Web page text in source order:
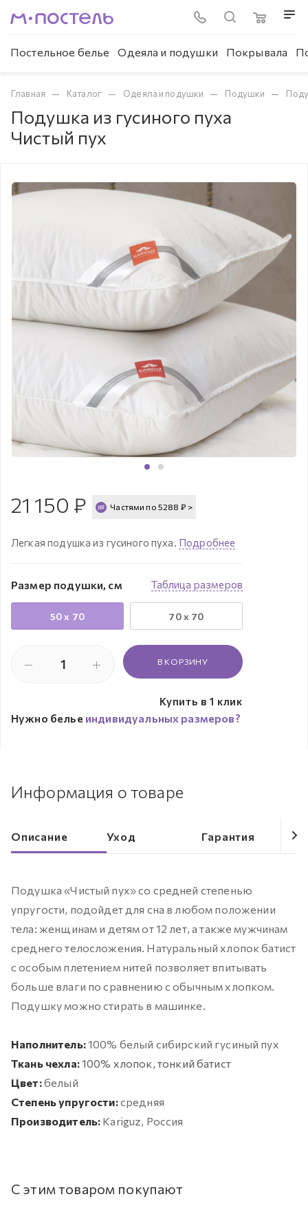
Постельное белье Одеяла и подушки Покрывала
Главная — Каталог — Одеяла и подушки — Подушки —
Подушка из гусиного пуха
Чистый пух
21 150 ₽ Частями по 5288 ₽ >
Легкая подушка из гусиного пуха. Подробнее
Таблица размеров
Размер подушки, см
50 х 70 70 х 70
В КОРЗИНУ
Купить в 1 клик
Нужно белье индивидуальных размеров?
Информация о товаре
Описание Уход Гарантия
Подушка «Чистый пух» со средней степенью
упругости, подойдет для сна в любом положении
тела: женщинам и детям от 12 лет, а также мужчинам
среднего телосложения. Натуральный хлопок батист
с особым плетением нитей позволяет впитывать
больше влаги по сравнению с обычным хлопком.
Подушку можно стирать в машинке.
Наполнитель:100% белый сибирский гусиный пух
Ткань чехла:100% хлопок, тонкий батист
Цвет:белый
Степень упругости:средняя
Производитель: Kariguz, Россия
С этим товаром покупают